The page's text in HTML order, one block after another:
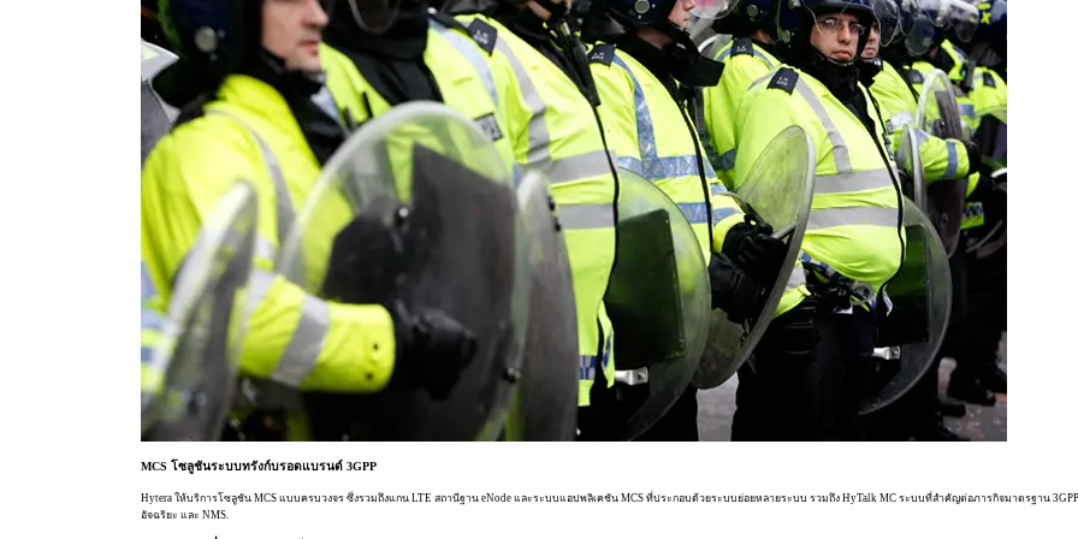
MCS โซลูชันระบบทรังก์บรอดแบรนด์ 3GPP
Hytera ให้บริการโซลูชัน MCS แบบครบวงจร ซึ่งรวมถึงแกน LTE สถานีฐาน eNode และระบบแอปพลิเคชัน MCS ที่ประกอบด้วยระบบย่อยหลายระบบ รวมถึง HyTalk MC ระบบที่สำคัญต่อภารกิจมาตรฐาน
อัจฉริยะ และ NMS.